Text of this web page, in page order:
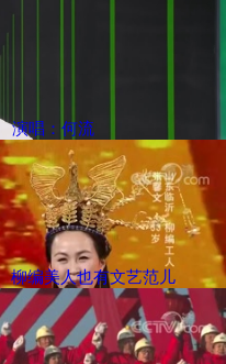
演唱：何流
柳编美人也有文艺范儿